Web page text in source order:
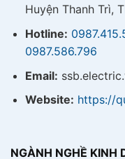
Huyện Thanh Trì,
Hotline:
0987.586.796
Email:
Website: https://
NGÀNH NGHỀ KINH